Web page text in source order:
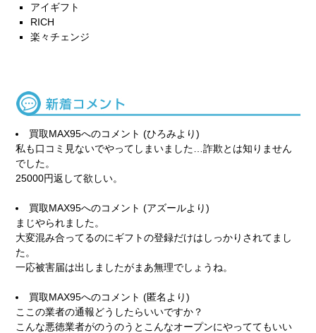
アイギフト
RICH
楽々チェンジ
買取MAX95へのコメント (ひろみより)
私も口コミ見ないでやってしまいました…詐欺とは知りません
でした。
25000円返して欲しい。
買取MAX95へのコメント (アズールより)
まじやられました。
大変混み合ってるのにギフトの登録だけはしっかりされてまし
た。
一応被害届は出しましたがまあ無理でしょうね。
買取MAX95へのコメント (匿名より)
ここの業者の通報どうしたらいいですか？
こんな悪徳業者がのうのうとこんなオープンにやっててもいい